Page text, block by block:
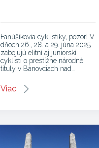
Fanúšikovia cyklistiky, pozor! V
dňoch 26., 28. a 29. júna 2025
zabojujú elitní aj juniorskí
cyklisti o prestížne národné
tituly v Bánovciach nad…
Viac